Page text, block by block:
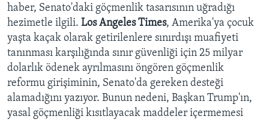
haber, Senato'daki göçmenlik tasarısının uğradığı
hezimetle ilgili. Los Angeles Times, Amerika'ya çocuk
yaşta kaçak olarak getirilenlere sınırdışı muafiyeti
tanınması karşılığında sınır güvenliği için 25 milyar
dolarlık ödenek ayrılmasını öngören göçmenlik
reformu girişiminin, Senato'da gereken desteği
alamadığını yazıyor. Bunun nedeni, Başkan Trump'ın,
yasal göçmenliği kısıtlayacak maddeler içermemesi